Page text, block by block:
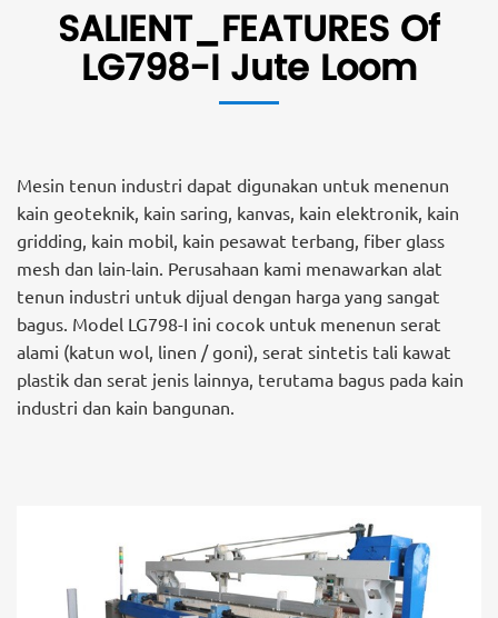
SALIENT_FEATURES Of
LG798-I Jute Loom
Mesin tenun industri dapat digunakan untuk menenun
kain geoteknik, kain saring, kanvas, kain elektronik, kain
gridding, kain mobil, kain pesawat terbang, fiber glass
mesh dan lain-lain. Perusahaan kami menawarkan alat
tenun industri untuk dijual dengan harga yang sangat
bagus. Model LG798-I ini cocok untuk menenun serat
alami (katun wol, linen / goni), serat sintetis tali kawat
plastik dan serat jenis lainnya, terutama bagus pada kain
industri dan kain bangunan.